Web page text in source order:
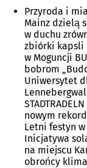
Przyroda i
Mainz dzielą
w duchu
zbiórki kapsli
w Moguncji
bobrom
Uniwersytet
nowym
Letni festyn
Inicjatywa
na miejscu
obrońcy